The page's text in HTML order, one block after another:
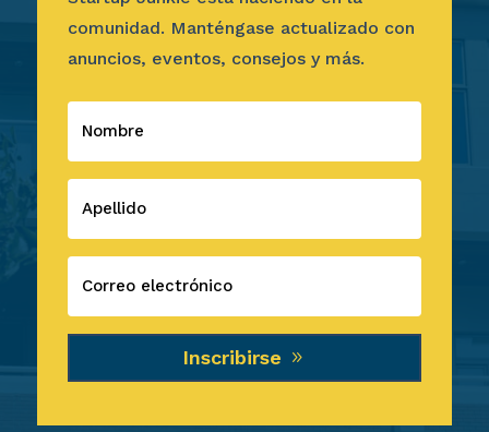
comunidad. Manténgase actualizado con
anuncios, eventos, consejos y más.
Inscribirse